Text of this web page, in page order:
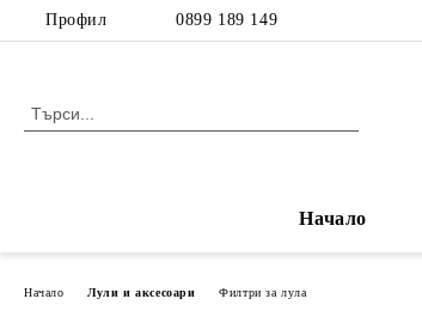
Профил 0899 189 149
Начало
Начало Лули и аксесоари Филтри за лула